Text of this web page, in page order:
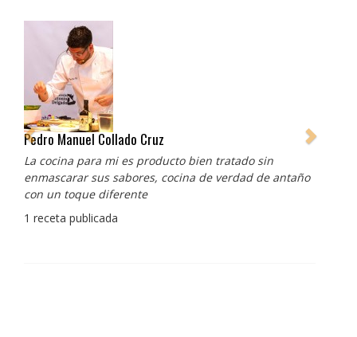
Pedro Manuel Collado Cruz
La cocina para mi es producto bien tratado sin
enmascarar sus sabores, cocina de verdad de antaño
con un toque diferente
1 receta publicada